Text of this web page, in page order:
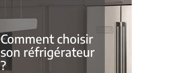
Comment choisir
son réfrigérateur
?